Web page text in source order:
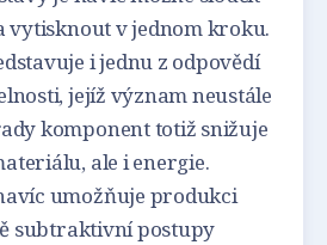
vytisknout v jednom kroku.
i jednu z odpovědí
jejíž význam neustále
komponent totiž snižuje
ale i energie.
umožňuje produkci
subtraktivní postupy